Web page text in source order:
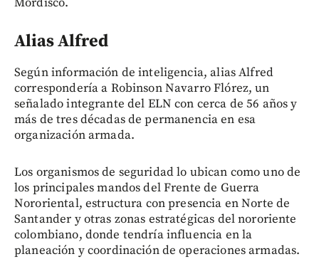
Alias Alfred
Según información de inteligencia, alias Alfred
correspondería a Robinson Navarro Flórez, un
señalado integrante del ELN con cerca de 56 años y
más de tres décadas de permanencia en esa
organización armada.
Los organismos de seguridad lo ubican como uno de
los principales mandos del Frente de Guerra
Nororiental, estructura con presencia en Norte de
Santander y otras zonas estratégicas del nororiente
colombiano, donde tendría influencia en la
planeación y coordinación de operaciones armadas.